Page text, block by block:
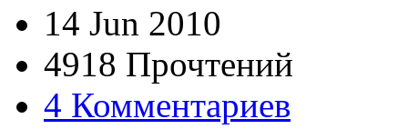
14 Jun 2010
4918 Прочтений
4 Комментариев